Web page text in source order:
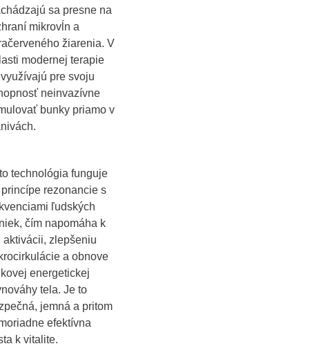
sa presne na
mikrovĺn a
žiarenia. V
modernej terapie
pre svoju
neinvazívne
bunky priamo v
technológia funguje
rezonancie s
ľudských
čím napomáha k
aktivácii, zlepšeniu
a obnove
energetickej
tela. Je to
jemná a pritom
efektívna
k vitalite.